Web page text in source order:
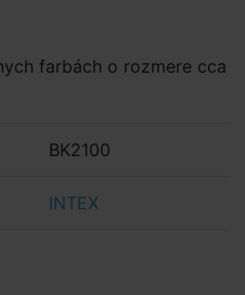
farbách o rozmere cca
BK2100
INTEX